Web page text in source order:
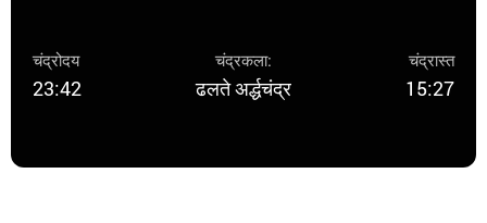
चंद्रोदय
23:42
चंद्रकला:
ढलते अर्द्धचंद्र
चंद्रास्त
15:27